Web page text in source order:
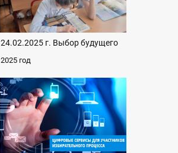
24.02.2025 г. Выбор будущего
2025 год